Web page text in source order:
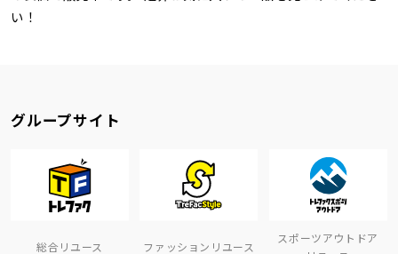
い！
グループサイト
総合リユース ファッションリユース
スポーツアウトドア